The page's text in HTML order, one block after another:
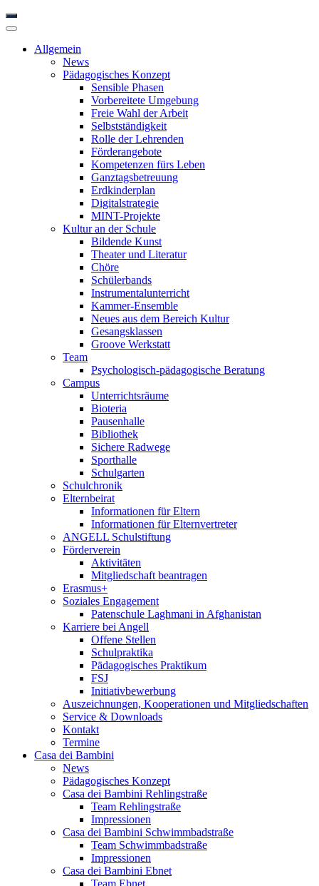
Allgemein
News
Pädagogisches Konzept
Sensible Phasen
Vorbereitete Umgebung
Freie Wahl der Arbeit
Selbstständigkeit
Rolle der Lehrenden
Förderangebote
Kompetenzen fürs Leben
Ganztagsbetreuung
Erdkinderplan
Digitalstrategie
MINT-Projekte
Kultur an der Schule
Bildende Kunst
Theater und Literatur
Chöre
Schülerbands
Instrumentalunterricht
Kammer-Ensemble
Neues aus dem Bereich Kultur
Gesangsklassen
Groove Werkstatt
Team
Psychologisch-pädagogische Beratung
Campus
Unterrichtsräume
Bioteria
Pausenhalle
Bibliothek
Sichere Radwege
Sporthalle
Schulgarten
Schulchronik
Elternbeirat
Informationen für Eltern
Informationen für Elternvertreter
ANGELL Schulstiftung
Förderverein
Aktivitäten
Mitgliedschaft beantragen
Erasmus+
Soziales Engagement
Patenschule Laghmani in Afghanistan
Karriere bei Angell
Offene Stellen
Schulpraktika
Pädagogisches Praktikum
FSJ
Initiativbewerbung
Auszeichnungen, Kooperationen und Mitgliedschaften
Service & Downloads
Kontakt
Termine
Casa dei Bambini
News
Pädagogisches Konzept
Casa dei Bambini Rehlingstraße
Team Rehlingstraße
Impressionen
Casa dei Bambini Schwimmbadstraße
Team Schwimmbadstraße
Impressionen
Casa dei Bambini Ebnet
Team Ebnet